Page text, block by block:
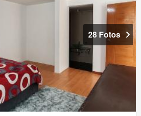
28 Fotos